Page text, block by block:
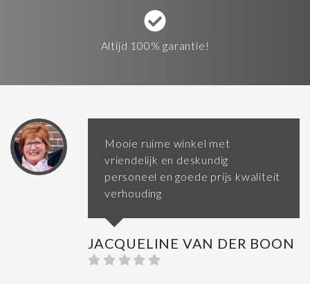
Altijd 100% garantie!
Mooie ruime winkel met
vriendelijk en deskundig
personeel en goede prijs kwaliteit
verhouding
JACQUELINE VAN DER BOON